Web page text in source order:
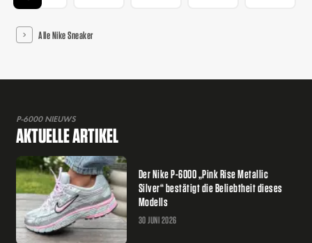
Alle Nike Sneaker
P-6000 NIEUWS
AKTUELLE ARTIKEL
Der Nike P-6000 „Pink Rise Metallic
Silver“ bestätigt die Beliebtheit dieses
Modells
30 JUNI 2026